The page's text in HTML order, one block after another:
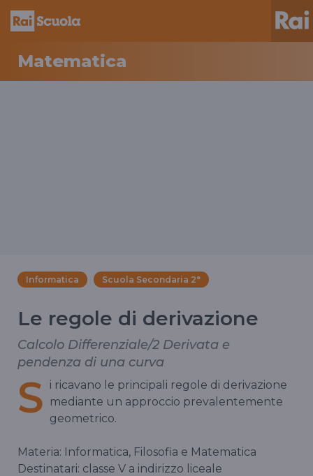
Matematica
Informatica Scuola Secondaria 2°
Le regole di derivazione
Calcolo Differenziale/2 Derivata e
pendenza di una curva
S i ricavano le principali regole di derivazione
mediante un approccio prevalentemente
geometrico.
Materia: Informatica, Filosofia e Matematica
Destinatari: classe V a indirizzo liceale